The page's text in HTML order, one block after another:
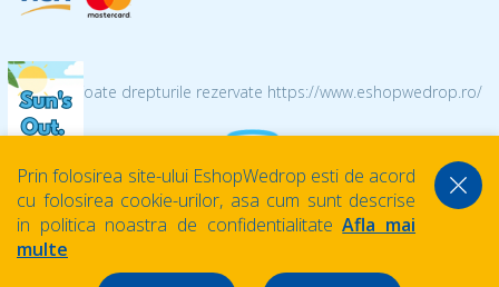
© 2026 Toate drepturile rezervate https://www.eshopwedrop.ro/
Prin folosirea site-ului EshopWedrop esti de acord
cu folosirea cookie-urilor, asa cum sunt descrise
in politica noastra de confidentialitateAfla mai
multe